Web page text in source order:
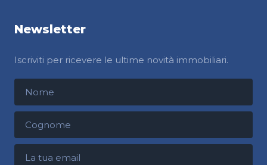
Newsletter
Iscriviti per ricevere le ultime novità immobiliari.
Nome
Cognome
Indirizzo email